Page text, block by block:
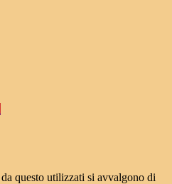
questo utilizzati si avvalgono di